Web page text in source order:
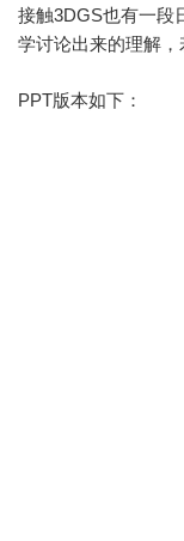
课程学习
科研
个人主页
接触3DGS也有一段
学讨论出来的理解，
PPT版本如下：